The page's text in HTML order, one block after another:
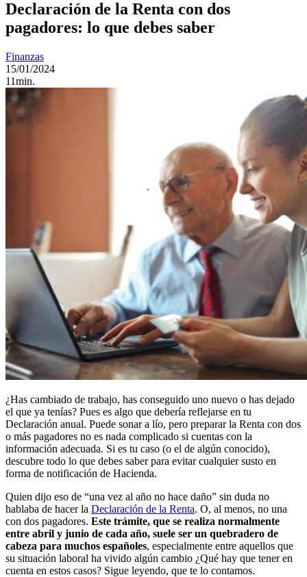
Declaración de la Renta con dos
pagadores: lo que debes saber
Finanzas
15/01/2024
11min.
¿Has cambiado de trabajo, has conseguido uno nuevo o has dejado
el que ya tenías? Pues es algo que debería reflejarse en tu
Declaración anual. Puede sonar a lío, pero preparar la Renta con dos
o más pagadores no es nada complicado si cuentas con la
información adecuada. Si es tu caso (o el de algún conocido),
descubre todo lo que debes saber para evitar cualquier susto en
forma de notificación de Hacienda.
Quien dijo eso de “una vez al año no hace daño” sin duda no
hablaba de hacer la Declaración de la Renta. O, al menos, no una
con dos pagadores. Este trámite, que se realiza normalmente
entre abril y junio de cada año, suele ser un quebradero de
cabeza para muchos españoles, especialmente entre aquellos que
su situación laboral ha vivido algún cambio ¿Qué hay que tener en
cuenta en estos casos? Sigue leyendo, que te lo contamos.